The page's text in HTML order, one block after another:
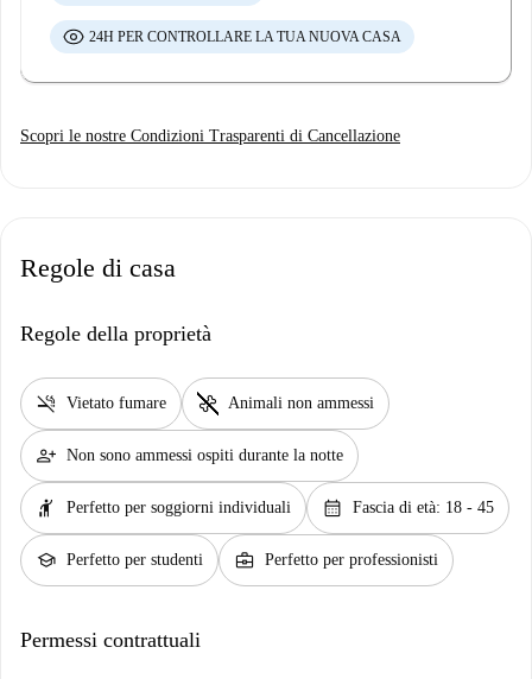
24H PER CONTROLLARE LA TUA NUOVA CASA
Scopri le nostre Condizioni Trasparenti di Cancellazione
Regole di casa
Regole della proprietà
smoke_free Vietato fumare pet_supplies Animali non ammessi
person_add Non sono ammessi ospiti durante la notte
hail Perfetto per soggiorni individuali calendar_month Fascia di età: 18 - 45
school Perfetto per studenti business_center Perfetto per professionisti
Permessi contrattuali